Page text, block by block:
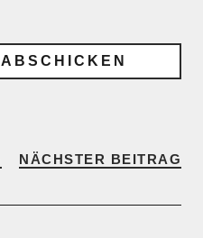
NÄCHSTER BEITRAG